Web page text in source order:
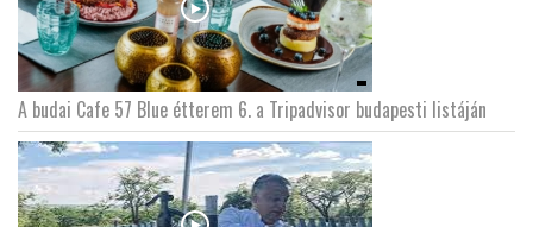
A budai Cafe 57 Blue étterem 6. a Tripadvisor budapesti listáján